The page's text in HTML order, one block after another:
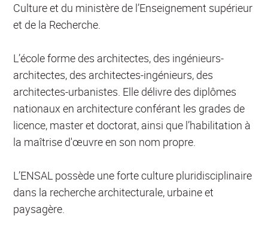
Culture et du ministère de l’Enseignement supérieur
et de la Recherche.
L’école forme des architectes, des ingénieurs-
architectes, des architectes-ingénieurs, des
architectes-urbanistes. Elle délivre des diplômes
nationaux en architecture conférant les grades de
licence, master et doctorat, ainsi que l’habilitation à
la maîtrise d'œuvre en son nom propre.
L’ENSAL possède une forte culture pluridisciplinaire
dans la recherche architecturale, urbaine et
paysagère.